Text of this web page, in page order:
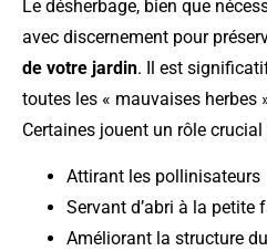
Le désherbage, bien que
avec discernement pour
de votre jardin. Il est
toutes les « mauvaises herbes
Certaines jouent un rôle crucial
Attirant les pollinisateurs
Servant d’abri à la petite
Améliorant la structure